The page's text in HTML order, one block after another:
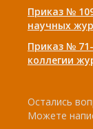
Приказ №
научных
Приказ №
коллегии
Остались
Можете